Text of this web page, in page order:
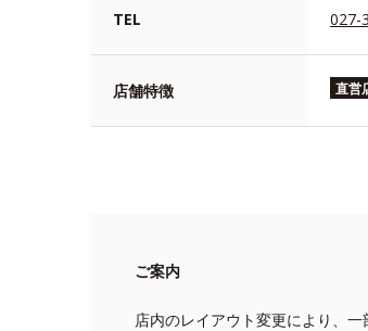
TEL 027-
店舗特徴 直営
ご案内
店内のレイアウト変更により、